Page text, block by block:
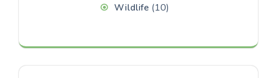
Wildlife (10)